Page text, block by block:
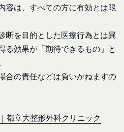
容は、すべての方に有効とは限
断を目的とした医療行為とは異
る効果が「期待できるもの」と
合の責任などは負いかねますの
都立大整形外科クリニック
的以外の目的での利用を行わ
び監督します。
報の内容を確認、訂正また
る場合には、個人情報保護法
が義務を負う範囲におい
ていただきます。
本人確認をさせていただく
見、ご質問、苦情のお申し出
した場合
）
容の全部または一部に関して
に当社所定の方法により登
を行うものとします。
手続きを行わなかった場合
あらかじめ承諾します。
める変更手続きを行わなかっ